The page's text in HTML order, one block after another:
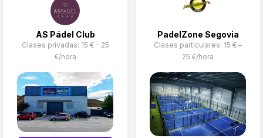
quieras)
AS Pádel Club
Clases privadas: 15 € – 25
€/hora
PadelZone Segovia
Clases particulares: 15 € –
25 €/hora